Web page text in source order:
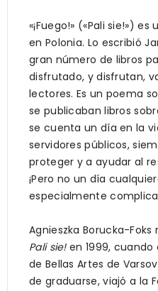
«¡Fuego!» («Pali sie!»)
en Polonia. Lo escribió
gran número de libros
disfrutado, y disfrutan,
lectores. Es un poema
se publicaban libros
se cuenta un día en la
servidores públicos,
proteger y a ayudar al
¡Pero no un día
especialmente
Agnieszka Borucka-
Pali sie!en 1999, cuando
de Bellas Artes de
de graduarse, viajó a la